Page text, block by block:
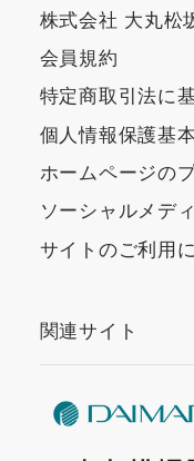
株式会社 大丸松
会員規約
特定商取引法に
個人情報保護基
ホームページの
ソーシャルメデ
サイトのご利用
関連サイト